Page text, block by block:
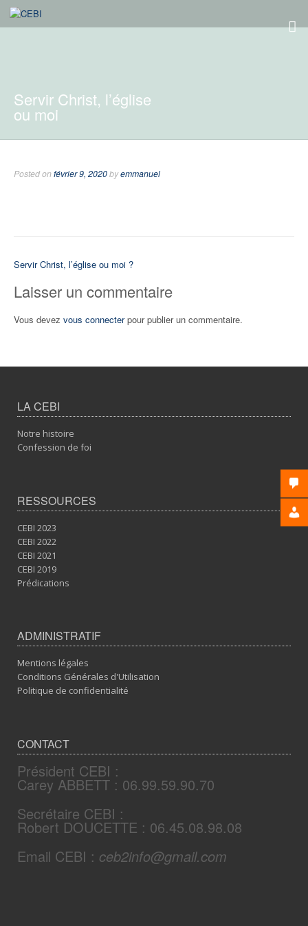
Servir Christ, l’église
ou moi
Posted onfévrier 9, 2020byemmanuel
Navigation
de
l’article
Servir Christ, l’église ou moi ?
Laisser un commentaire
Vous devez vous connecterpour publier un commentaire.
LA CEBI
Notre histoire
Confession de foi
RESSOURCES
CEBI 2023
CEBI 2022
CEBI 2021
CEBI 2019
Prédications
ADMINISTRATIF
Mentions légales
Conditions Générales d'Utilisation
Politique de confidentialité
CONTACT
Président CEBI :
Carey ABBETT : 06.99.59.90.70
Secrétaire CEBI :
Robert DOUCETTE : 06.45.08.98.08
Email CEBI : ceb2info@gmail.com